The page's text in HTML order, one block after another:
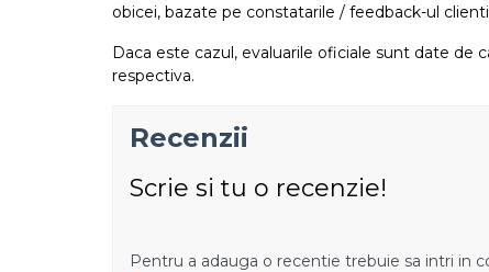
obicei, bazate pe constatarile / feedback-ul
Daca este cazul, evaluarile oficiale sunt date de
respectiva.
Recenzii
Scrie si tu o recenzie!
Pentru a adauga o recentie trebuie sa intri in